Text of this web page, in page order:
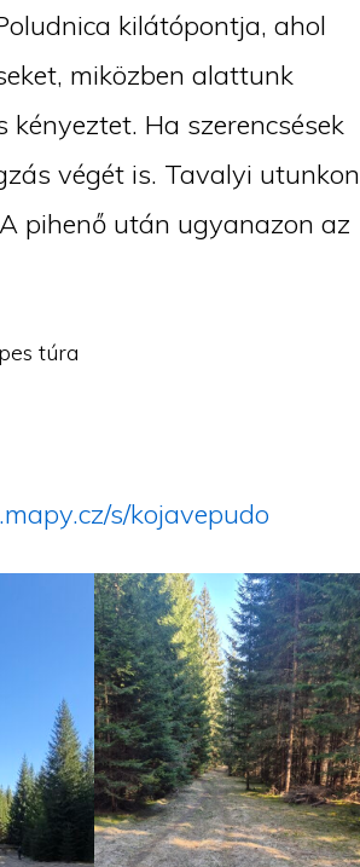
kilátópontja, ahol
miközben alattunk
Ha szerencsések
végét is. Tavalyi utunkon
pihenő után ugyanazon az
túra
s/kojavepudo